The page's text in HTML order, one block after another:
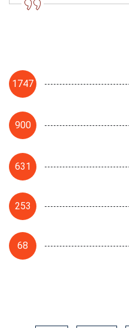
1747
900
631
253
68